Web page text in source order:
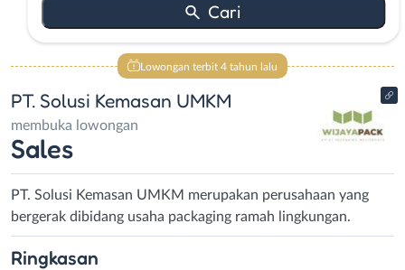
Lowongan terbit 4 tahun lalu
PT. Solusi Kemasan UMKM
membuka lowongan
Sales
PT. Solusi Kemasan UMKM merupakan perusahaan yang
bergerak dibidang usaha packaging ramah lingkungan.
Ringkasan